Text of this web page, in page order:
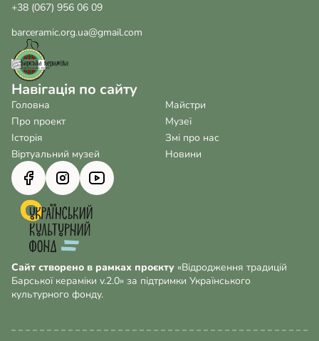
+38 (067) 956 06 09
barceramic.org.ua@gmail.com
Навігація по сайту
Головна
Про проект
Історія
Віртуальний музей
Майстри
Музеї
Змі про нас
Новини
Сайт створено в рамках проєкту «Відродження традицій
Барської кераміки v.2.0» за підтримки Українського
культурного фонду.